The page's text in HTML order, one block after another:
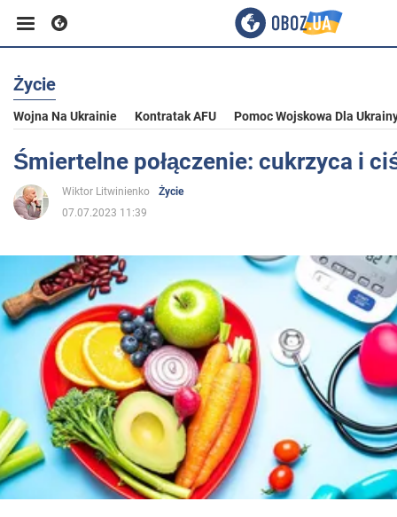
Biznes
Sport
Rozrywka
Życie
Polityka
Społeczeństwo
Wojna na Ukrainie
Świat
Życie
Wojna Na Ukrainie Kontratak AFU Pomoc Wojskowa Dla
Śmiertelne połączenie: cukrzyca i
Wiktor Litwinienko
Życie
07.07.2023 11:39